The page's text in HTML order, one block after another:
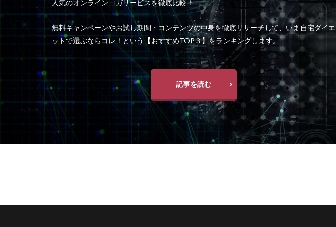
人気のオンラインヨガサービスを徹底比較！
無料キャンペーンやお試し期間・コンテンツの中身を徹底リサーチして、いま自宅ダイエ
ットで選ぶならコレ！という【おすすめTOP３】をランキングします。
記事を読む